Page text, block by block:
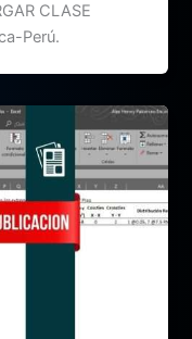
CLASE
Perú.